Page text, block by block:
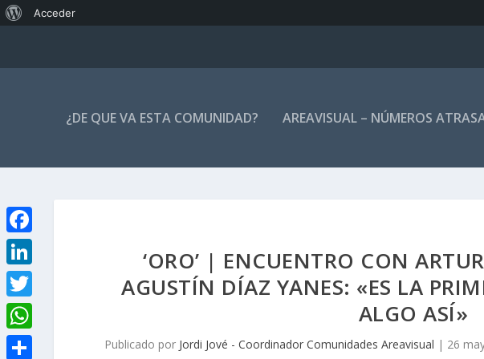
Acerca
Acceder
¿DE QUE VA ESTA COMUNIDAD? AREAVISUAL – NÚMEROS
‘ORO’ | ENCUENTRO CON
AGUSTÍN DÍAZ YANES: «ES LA
ALGO ASÍ»
Publicado por Jordi Jové - Coordinador Comunidades Areavisual | 26
F
a
c
e
b
L
i
n
T
w
W